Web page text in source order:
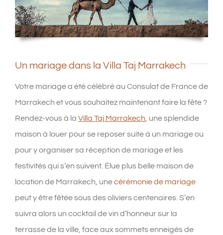
Un mariage dans la Villa Taj Marrakech
Votre mariage a été célébré au Consulat de France de
Marrakech et vous souhaitez maintenant faire la fête ?
Rendez-vous à la Villa Taj Marrakech , une splendide
maison à louer pour se reposer suite à un mariage ou
pour y organiser sa réception de mariage et les
festivités qui s’en suivent. Élue plus belle maison de
location de Marrakech, unecérémonie de mariage
peut y être fêtée sous des oliviers centenaires. S’en
suivra alors un cocktail de vin d’honneur sur la
terrasse de la ville, face aux sommets enneigés de